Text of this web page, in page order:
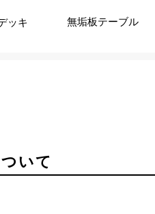
ッキ 無垢板テーブル
いて